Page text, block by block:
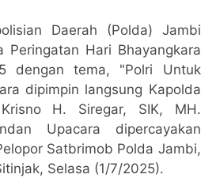
Daerah (Polda) Jambi
Peringatan Hari Bhayangkara
dengan tema, "Polri Untuk
dipimpin langsung Kapolda
H. Siregar, SIK, MH.
Upacara dipercayakan
Satbrimob Polda Jambi,
Selasa (1/7/2025).